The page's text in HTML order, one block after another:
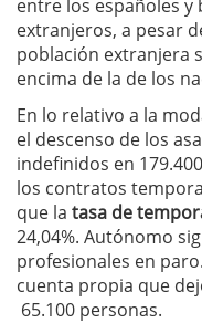
entre los españoles y
extranjeros, a pesar
población extranjera
encima de la de los
En lo relativo a la
el descenso de los
indefinidos en
los contratos
que la tasa de
24,04%. Autónomo
profesionales en
cuenta propia que
65.100 personas.